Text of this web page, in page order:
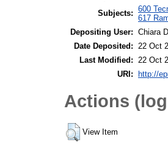
Subjects: 600
617
Depositing User: Chiara
Date Deposited:
22 Oct
Last Modified:
22 Oct
URI:
http://
Actions
View Item